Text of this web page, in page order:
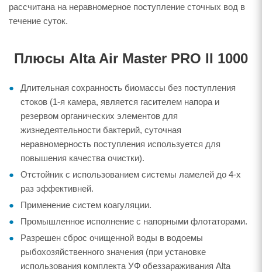
рассчитана на неравномерное поступление сточных вод в
течение суток.
Плюсы Alta Air Master PRO II 1000
Длительная сохранность биомассы без поступления
стоков (1-я камера, является гасителем напора и
резервом органических элементов для
жизнедеятельности бактерий, суточная
неравномерность поступления используется для
повышения качества очистки).
Отстойник с использованием системы ламелей до 4-х
раз эффективней.
Применение систем коагуляции.
Промышленное исполнение с напорными флотаторами.
Разрешен сброс очищенной воды в водоемы
рыбохозяйственного значения (при установке
использования комплекта УФ обеззараживания Alta